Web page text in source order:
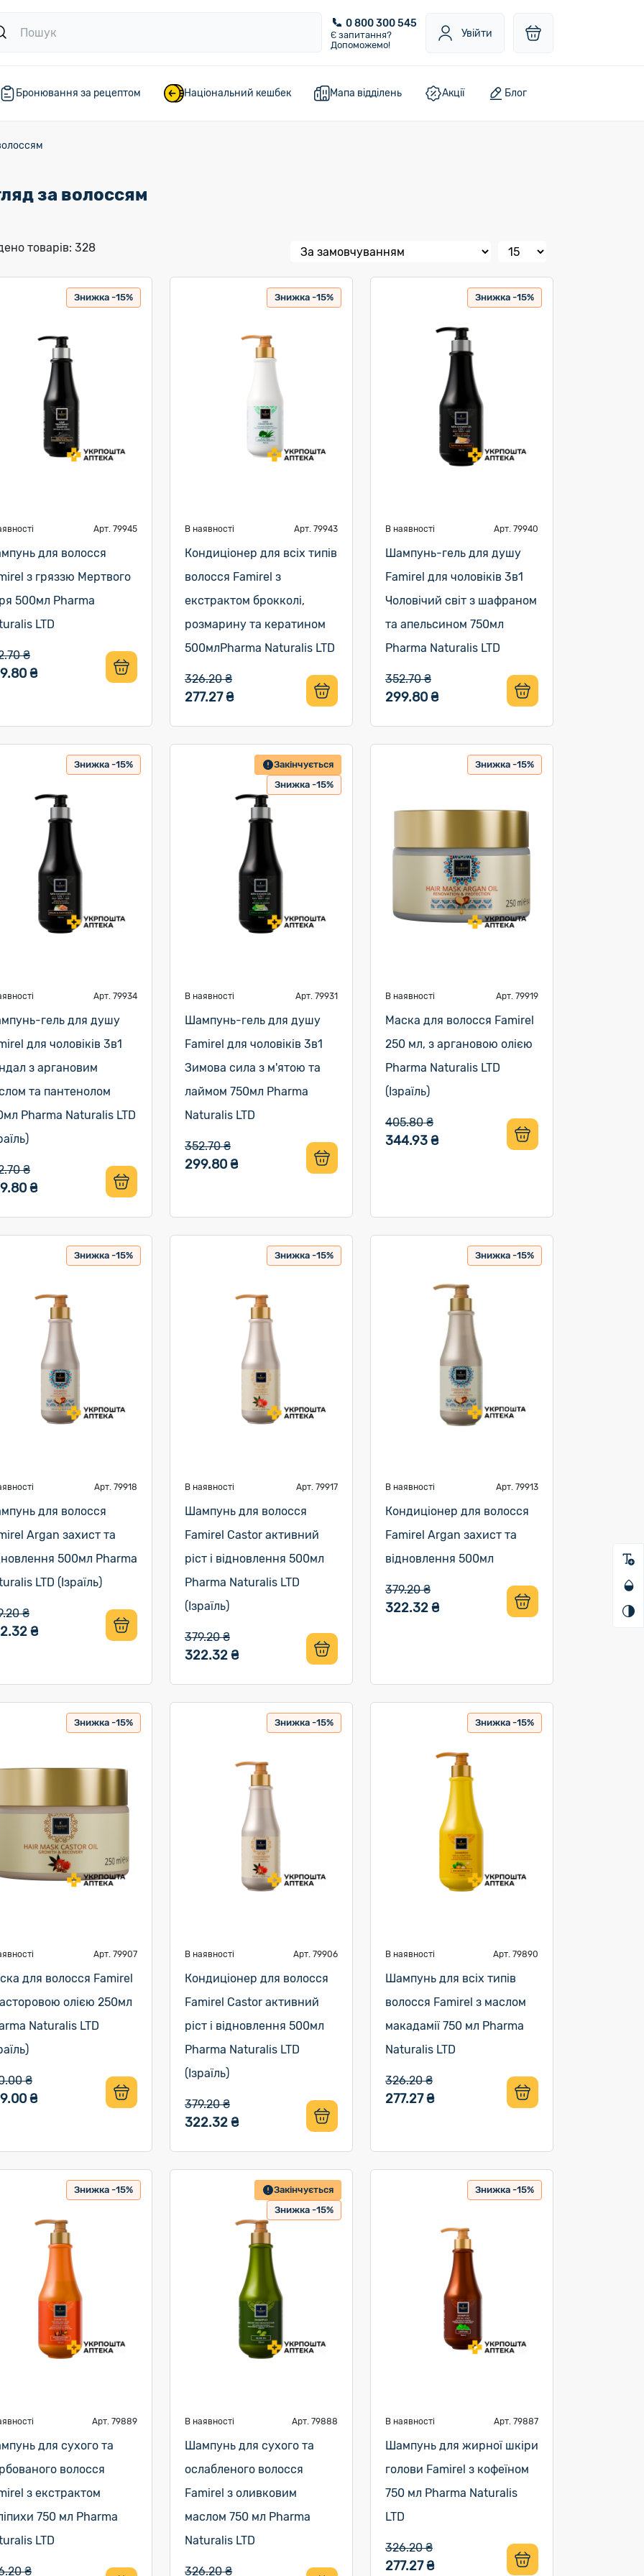
0 800 300 545
Є запитання?
Допоможемо!
Увійти
Бронювання за рецептом Національний кешбек Мапа відділень Акції Блог
за волоссям
товарів: 328
Знижка -15%
Арт. 79945
для волосся
з гряззю Мертвого
500мл Pharma
LTD
₴
₴
Знижка -15%
В наявності Арт. 79943
Кондиціонер для всіх типів
волосся Famirel з
екстрактом брокколі,
розмарину та кератином
500млPharma Naturalis LTD
326.20 ₴
277.27 ₴
Знижка -15%
В наявності Арт. 79940
Шампунь-гель для душу
Famirel для чоловіків 3в1
Чоловічий світ з шафраном
та апельсином 750мл
Pharma Naturalis LTD
352.70 ₴
299.80 ₴
Знижка -15%
Арт. 79934
гель для душу
для чоловіків 3в1
з аргановим
та пантенолом
Pharma Naturalis LTD
₴
₴
Закінчується
Знижка -15%
В наявності Арт. 79931
Шампунь-гель для душу
Famirel для чоловіків 3в1
Зимова сила з м'ятою та
лаймом 750мл Pharma
Naturalis LTD
352.70 ₴
299.80 ₴
Знижка -15%
В наявності Арт. 79919
Маска для волосся Famirel
250 мл, з аргановою олією
Pharma Naturalis LTD
(Ізраїль)
405.80 ₴
344.93 ₴
Знижка -15%
Арт. 79918
для волосся
Argan захист та
500мл Pharma
LTD (Ізраїль)
₴
₴
Знижка -15%
В наявності Арт. 79917
Шампунь для волосся
Famirel Castor активний
ріст і відновлення 500мл
Pharma Naturalis LTD
(Ізраїль)
379.20 ₴
322.32 ₴
Знижка -15%
В наявності Арт. 79913
Кондиціонер для волосся
Famirel Argan захист та
відновлення 500мл
379.20 ₴
322.32 ₴
Знижка -15%
Арт. 79907
для волосся Famirel
олією 250мл
Naturalis LTD
₴
₴
Знижка -15%
В наявності Арт. 79906
Кондиціонер для волосся
Famirel Castor активний
ріст і відновлення 500мл
Pharma Naturalis LTD
(Ізраїль)
379.20 ₴
322.32 ₴
Знижка -15%
В наявності Арт. 79890
Шампунь для всіх типів
волосся Famirel з маслом
макадамії 750 мл Pharma
Naturalis LTD
326.20 ₴
277.27 ₴
Знижка -15%
Арт. 79889
для сухого та
волосся
з екстрактом
750 мл Pharma
LTD
₴
Закінчується
Знижка -15%
В наявності Арт. 79888
Шампунь для сухого та
ослабленого волосся
Famirel з оливковим
маслом 750 мл Pharma
Naturalis LTD
326.20 ₴
Знижка -15%
В наявності Арт. 79887
Шампунь для жирної шкіри
голови Famirel з кофеїном
750 мл Pharma Naturalis
LTD
326.20 ₴
277.27 ₴